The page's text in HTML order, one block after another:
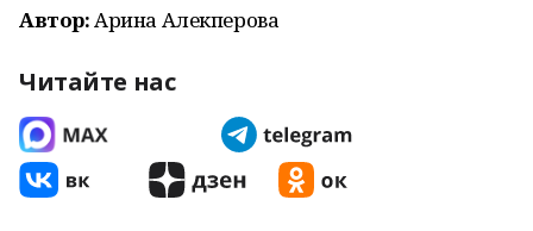
Автор:Арина Алекперова
Читайте нас